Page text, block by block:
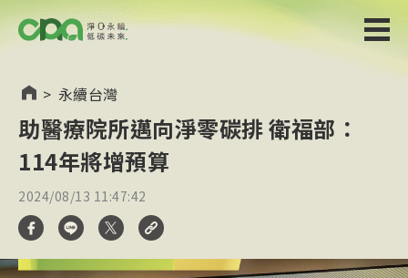
> 永續台灣
助醫療院所邁向淨零碳排 衛福部：
114年將增預算
2024/08/13 11:47:42